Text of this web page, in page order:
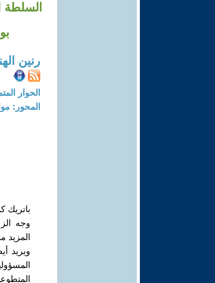
السلطة
رنين
الحوار المتمدن-العدد:
المحور:
باتريك
وجه
ويريد